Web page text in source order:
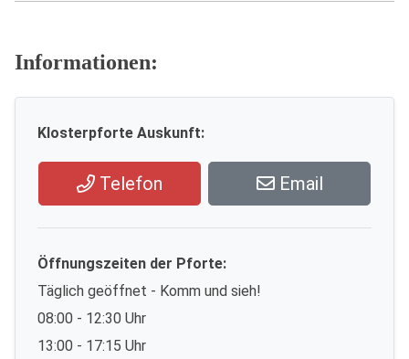
Informationen:
Klosterpforte Auskunft:
Telefon Email
Öffnungszeiten der Pforte:
Täglich geöffnet - Komm und sieh!
08:00 - 12:30 Uhr
13:00 - 17:15 Uhr